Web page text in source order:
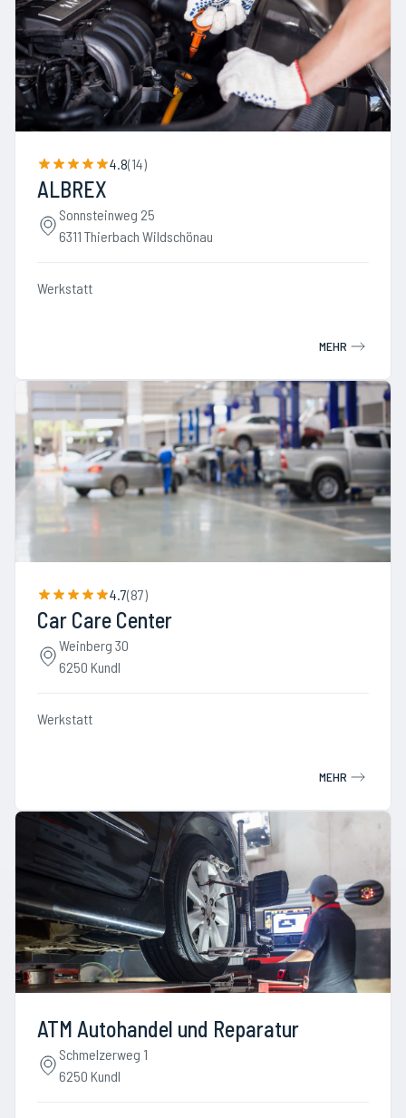
4.8(14)
ALBREX
Sonnsteinweg 25
6311 Thierbach Wildschönau
Werkstatt
MEHR
4.7(87)
Car Care Center
Weinberg 30
6250 Kundl
Werkstatt
MEHR
ATM Autohandel und Reparatur
Schmelzerweg 1
6250 Kundl